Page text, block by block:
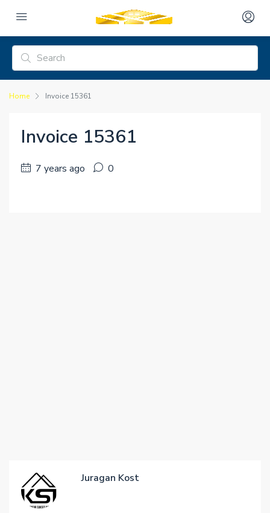
Home Invoice 15361
Invoice 15361
7 years ago 0
Juragan Kost